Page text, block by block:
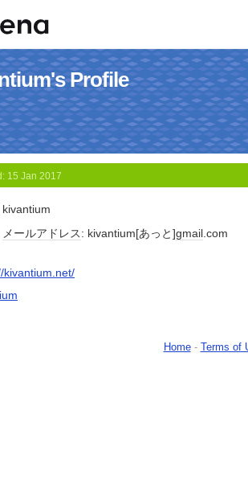
Profile
15 Jan 2017
kivantium
メールアドレス: kivantium[あっと]gmail.com
kivantium.net/
Home- Terms of